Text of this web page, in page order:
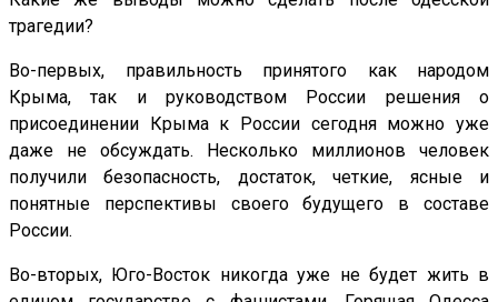
трагедии?
Во-первых, правильность принятого как народом
Крыма, так и руководством России решения о
присоединении Крыма к России сегодня можно уже
даже не обсуждать. Несколько миллионов человек
получили безопасность, достаток, четкие, ясные и
понятные перспективы своего будущего в составе
России.
Во-вторых, Юго-Восток никогда уже не будет жить в